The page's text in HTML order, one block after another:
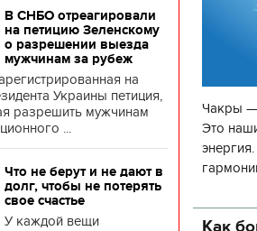
В СНБО отреагировали
на петицию Зеленскому
о разрешении выезда
мужчинам за рубеж
на
Украины петиция,
разрешить мужчинам
...
Что не берут и не дают в
долг, чтобы не потерять
свое счастье
У каждой вещи
Чакры —
Это
Как